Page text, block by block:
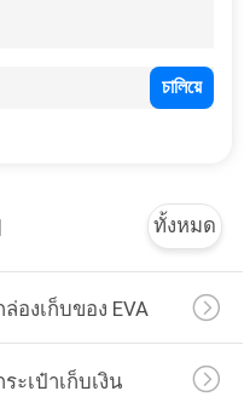
ทั้งหมด
ล่องเก็บของ EVA
ระเป๋าเก็บเงิน